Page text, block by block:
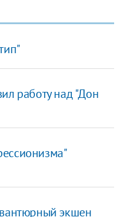
работу над "Дон
экшен